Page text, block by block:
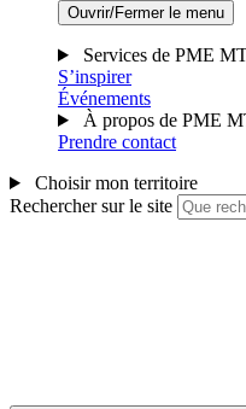
Ouvrir/Fermer le menu
Services de PME
S’inspirer
Événements
À propos de PME
Prendre contact
Choisir mon territoire
Rechercher sur le site